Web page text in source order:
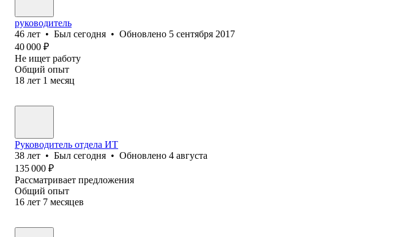
руководитель
46 лет • Был сегодня • Обновлено 5 сентября 2017
40 000 ₽
Не ищет работу
Общий опыт
18 лет 1 месяц
Руководитель отдела ИТ
38 лет • Был сегодня • Обновлено 4 августа
135 000 ₽
Рассматривает предложения
Общий опыт
16 лет 7 месяцев